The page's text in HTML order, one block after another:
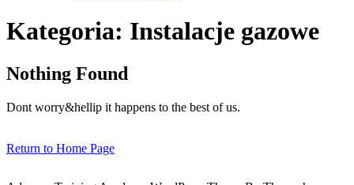
Menu
Kategoria: Instalacje gazowe
Nothing Found
Dont worry&hellip it happens to the best of us.
Return to Home PageReturn